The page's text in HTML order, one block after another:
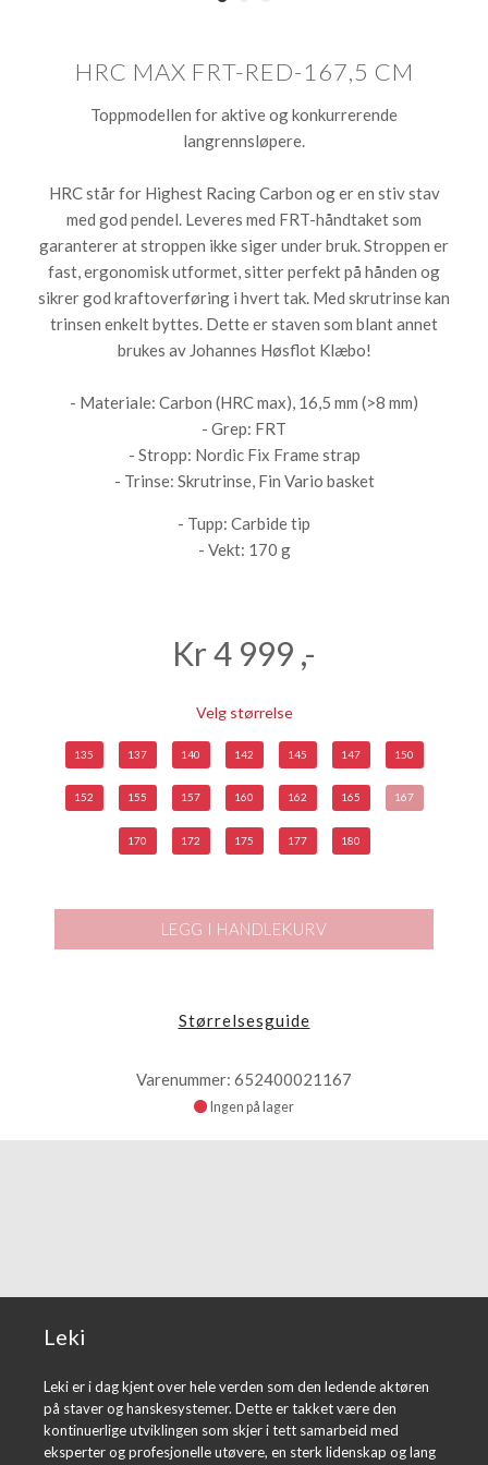
HRC MAX FRT-RED-167,5 CM
Toppmodellen for aktive og konkurrerende
langrennsløpere.
HRC står for Highest Racing Carbon og er en stiv stav
med god pendel. Leveres med FRT-håndtaket som
garanterer at stroppen ikke siger under bruk. Stroppen er
fast, ergonomisk utformet, sitter perfekt på hånden og
sikrer god kraftoverføring i hvert tak. Med skrutrinse kan
trinsen enkelt byttes. Dette er staven som blant annet
brukes av Johannes Høsflot Klæbo!
- Materiale: Carbon (HRC max), 16,5 mm (>8 mm)
- Grep: FRT
- Stropp: Nordic Fix Frame strap
- Trinse: Skrutrinse, Fin Vario basket
- Tupp: Carbide tip
- Vekt: 170 g
Kr4 999 ,-
Velg størrelse
135 137 140 142 145 147 150
152 155 157 160 162 165 167
170 172 175 177 180
LEGG I HANDLEKURV
Størrelsesguide
Varenummer: 652400021167
Ingen på lager
Leki
Leki er i dag kjent over hele verden som den ledende aktøren
på staver og hanskesystemer. Dette er takket være den
kontinuerlige utviklingen som skjer i tett samarbeid med
eksperter og profesjonelle utøvere, en sterk lidenskap og lang